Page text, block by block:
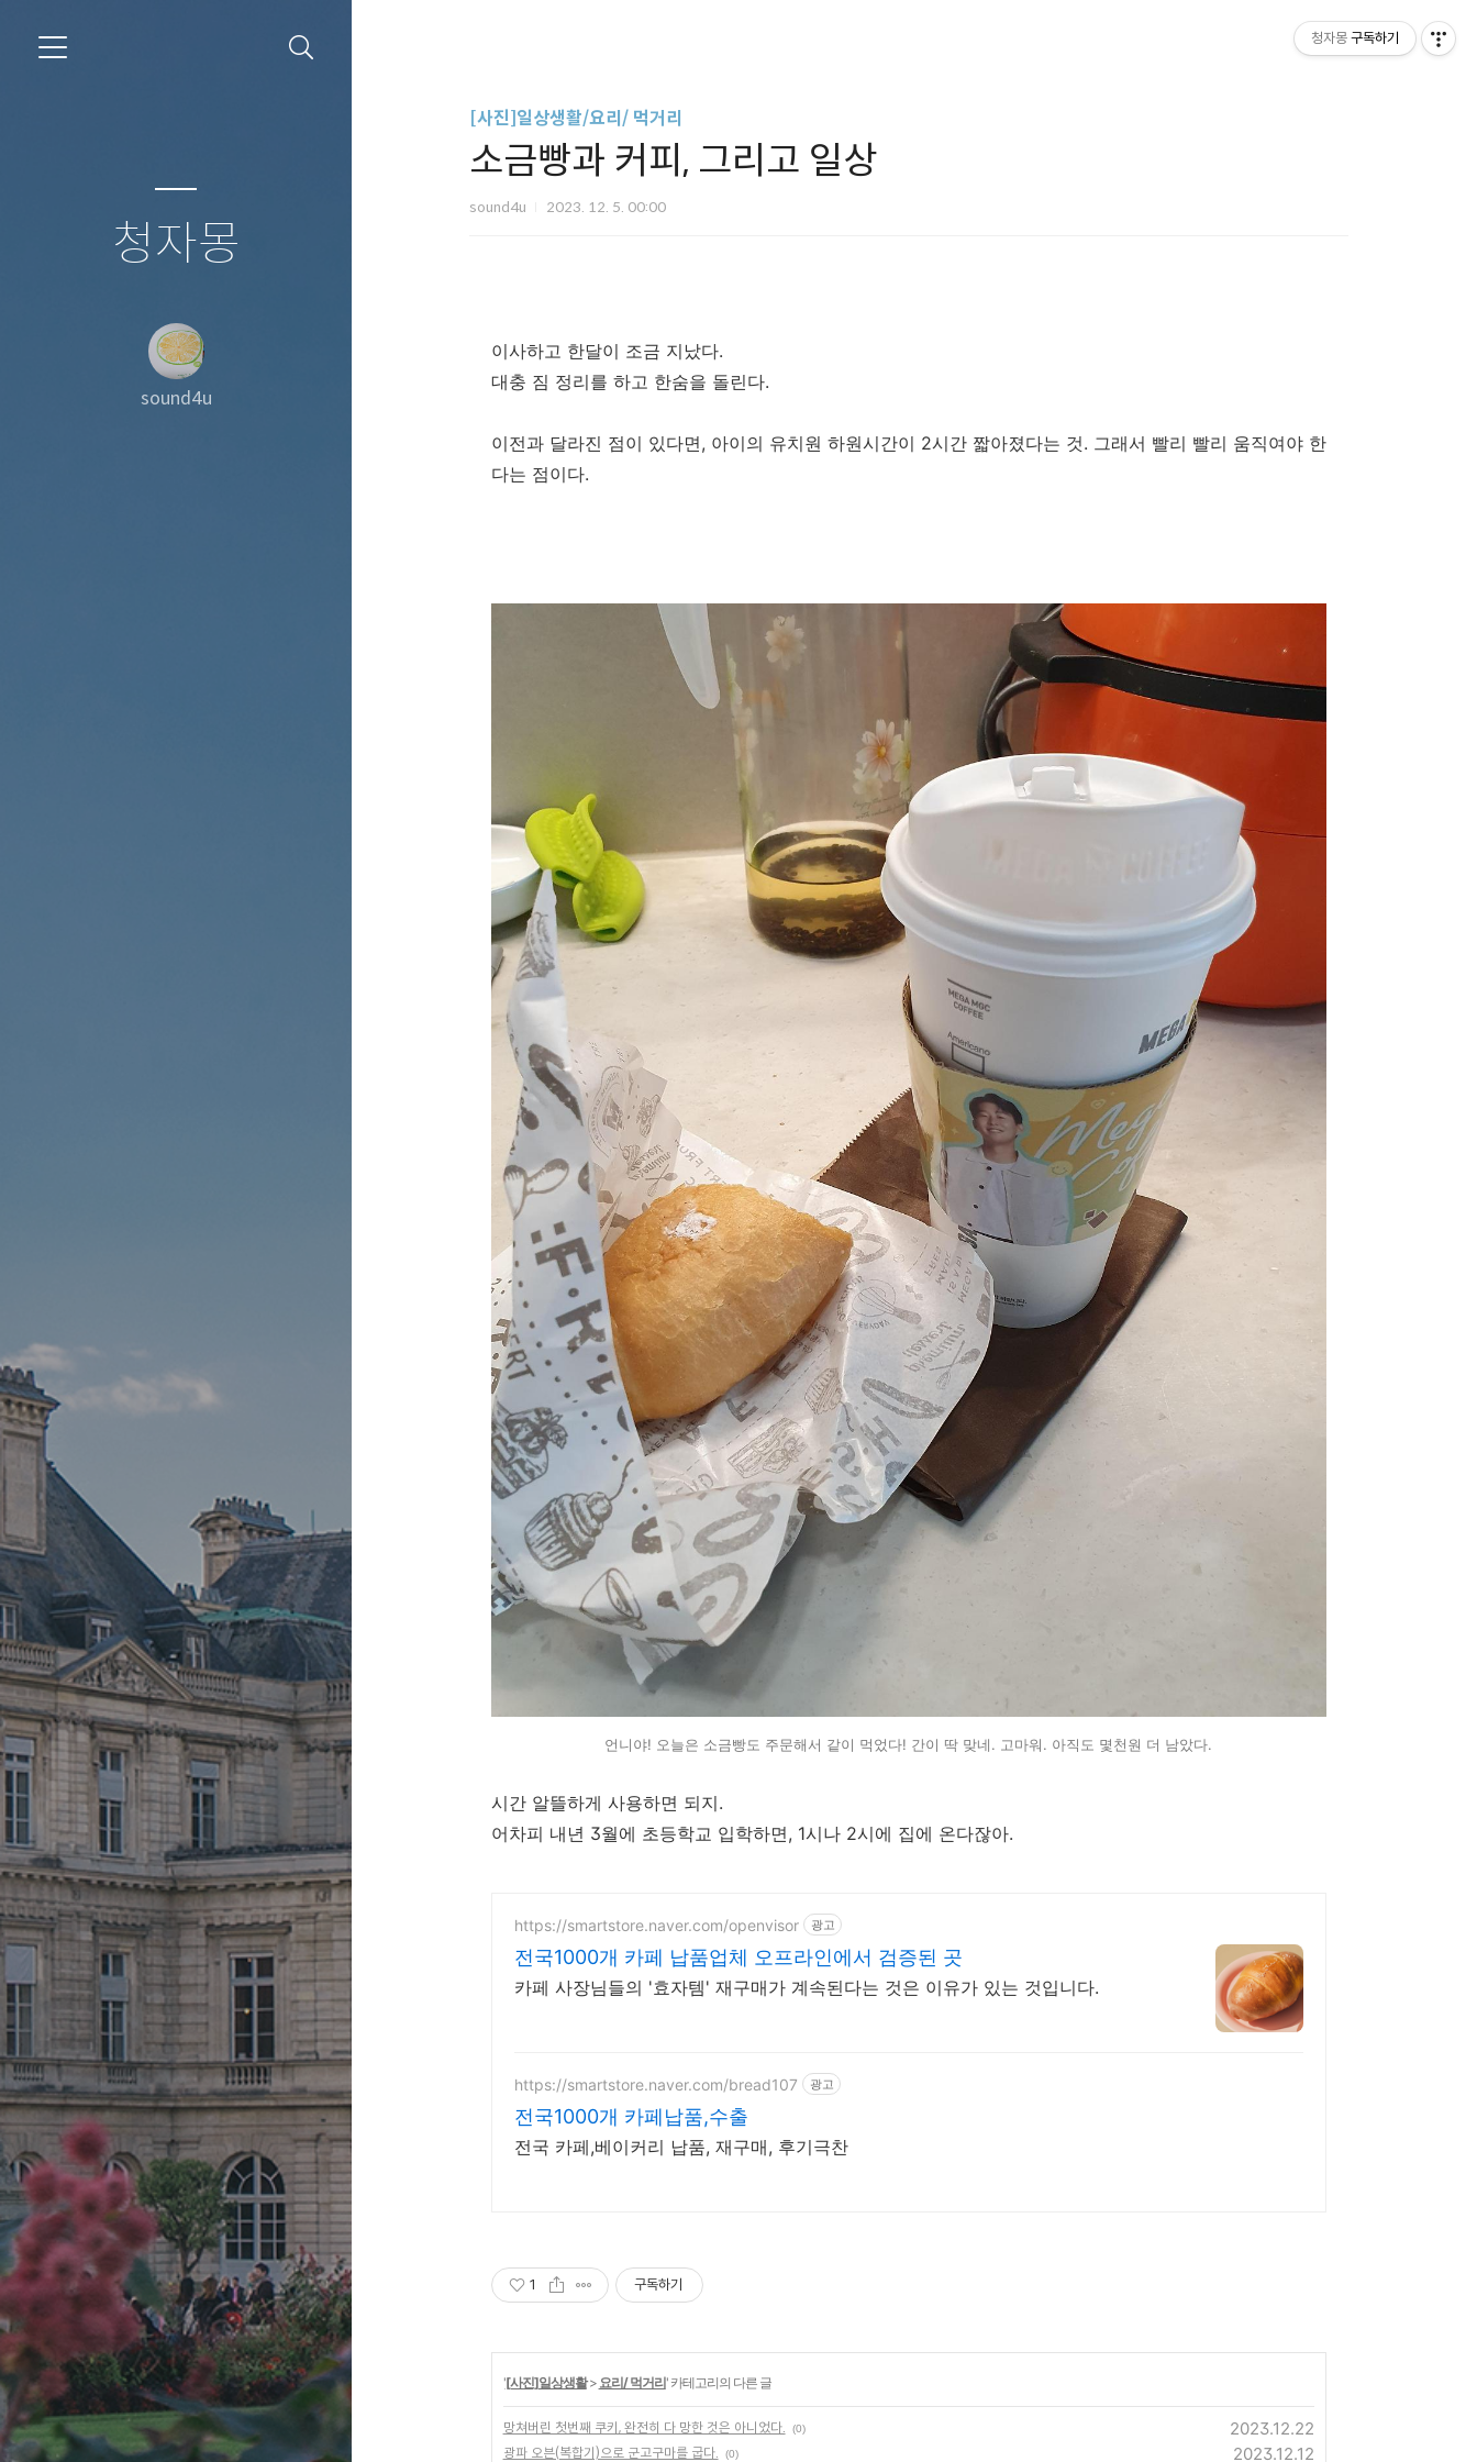
청자몽
sound4u
[사진]일상생활/요리/ 먹거리
소금빵과 커피, 그리고 일상
sound4u 2023. 12. 5. 00:00
이사하고 한달이 조금 지났다.
대충 짐 정리를 하고 한숨을 돌린다.
이전과 달라진 점이 있다면, 아이의 유치원 하원시간이 2시간 짧아졌다는 것. 그래서 빨리 빨리 움직여야 한
다는 점이다.
언니야! 오늘은 소금빵도 주문해서 같이 먹었다! 간이 딱 맞네. 고마워. 아직도 몇천원 더 남았다.
시간 알뜰하게 사용하면 되지.
어차피 내년 3월에 초등학교 입학하면, 1시나 2시에 집에 온다잖아.
https://smartstore.naver.com/openvisor 광고
전국1000개 카페 납품업체 오프라인에서 검증된 곳
카페 사장님들의 '효자템' 재구매가 계속된다는 것은 이유가 있는 것입니다.
https://smartstore.naver.com/bread107 광고
전국1000개 카페납품,수출
전국 카페,베이커리 납품, 재구매, 후기극찬
1 구독하기
'[사진]일상생활> 요리/ 먹거리' 카테고리의 다른 글
망쳐버린 첫번째 쿠키, 완전히 다 망한 것은 아니었다. (0) 2023.12.22
광파 오븐(복합기)으로 군고구마를 굽다. (0) 2023.12.12
청자몽 구독하기